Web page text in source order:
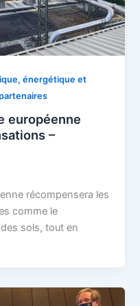
énergétique et
européenne
–
récompensera les
comme le
sols, tout en